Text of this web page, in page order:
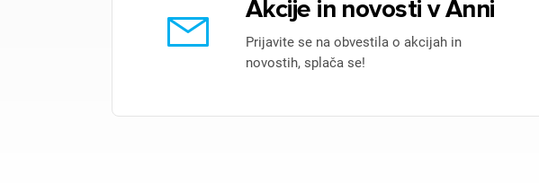
Akcije in novosti v Anni
Prijavite se na obvestila o akcijah in
novostih, splača se!